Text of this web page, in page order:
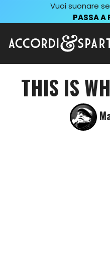
Vuoi suonare
PASSA A
THIS IS